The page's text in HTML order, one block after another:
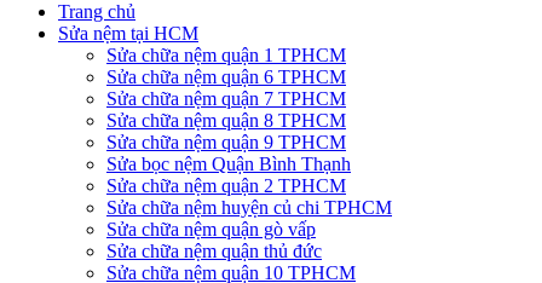
Trang chủ
Sửa nệm tại HCM
Sửa chữa nệm quận 1 TPHCM
Sửa chữa nệm quận 6 TPHCM
Sửa chữa nệm quận 7 TPHCM
Sửa chữa nệm quận 8 TPHCM
Sửa chữa nệm quận 9 TPHCM
Sửa bọc nệm Quận Bình Thạnh
Sửa chữa nệm quận 2 TPHCM
Sửa chữa nệm huyện củ chi TPHCM
Sửa chữa nệm quận gò vấp
Sửa chữa nệm quận thủ đức
Sửa chữa nệm quận 10 TPHCM